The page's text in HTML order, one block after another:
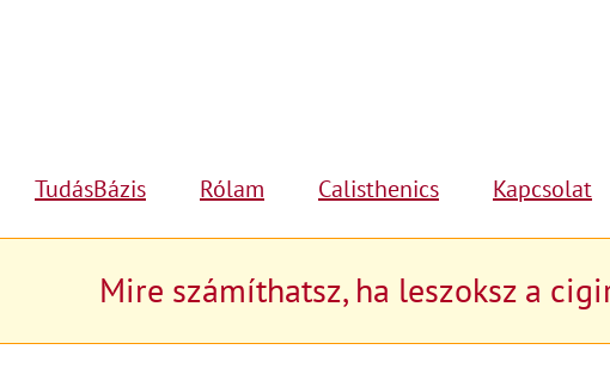
TudásBázis Rólam Calisthenics Kapcsolat
Mire számíthatsz, ha leszoksz a